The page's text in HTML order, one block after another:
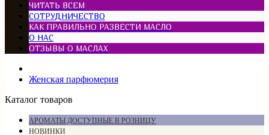
ЧИТАТЬ ВСЕМ
СОТРУДНИЧЕСТВО
КАК ПРАВИЛЬНО РАЗВЕСТИ МАСЛО
О НАС
ОТЗЫВЫ О МАСЛАХ
Женская парфюмерия
Каталог товаров
АРОМАТЫ ДОСТУПНЫЕ В РОЗНИЦУ
НОВИНКИ